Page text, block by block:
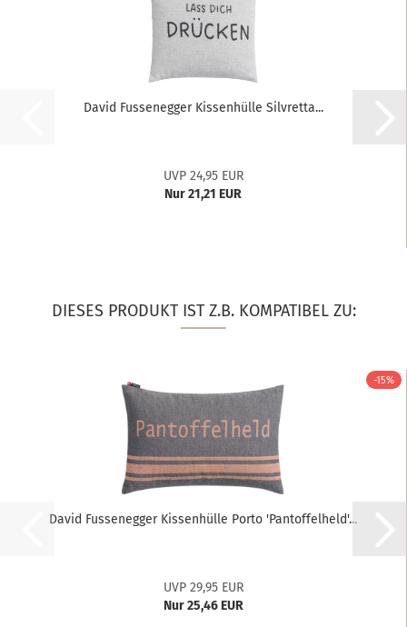
David Fussenegger Kissenhülle Silvretta...
UVP 24,95 EUR
Nur 21,21 EUR
DIESES PRODUKT IST Z.B. KOMPATIBEL ZU:
-15%
David Fussenegger Kissenhülle Porto 'Pantoffelheld'...
UVP 29,95 EUR
Nur 25,46 EUR